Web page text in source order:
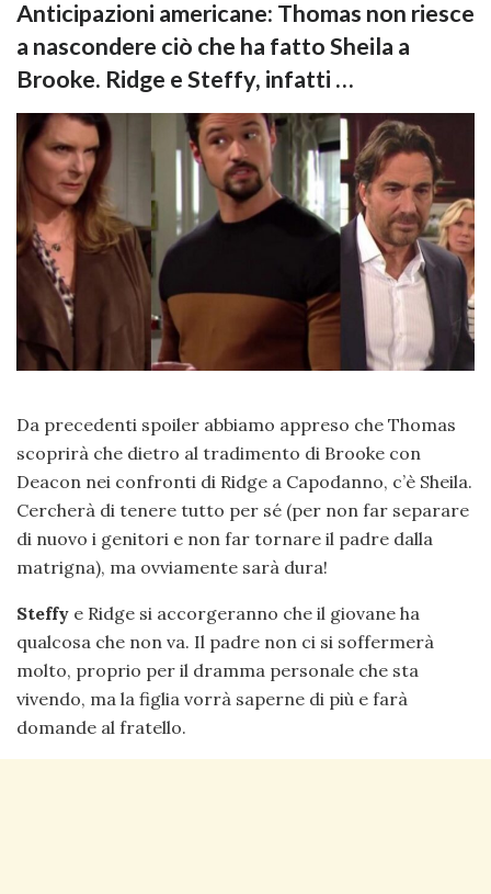
Anticipazioni americane: Thomas non riesce
a nascondere ciò che ha fatto Sheila a
Brooke. Ridge e Steffy, infatti …
Da precedenti spoiler abbiamo appreso che Thomas
scoprirà che dietro al tradimento di Brooke con
Deacon nei confronti di Ridge a Capodanno, c’è Sheila.
Cercherà di tenere tutto per sé (per non far separare
di nuovo i genitori e non far tornare il padre dalla
matrigna), ma ovviamente sarà dura!
Steffy e Ridge si accorgeranno che il giovane ha
qualcosa che non va. Il padre non ci si soffermerà
molto, proprio per il dramma personale che sta
vivendo, ma la figlia vorrà saperne di più e farà
domande al fratello.